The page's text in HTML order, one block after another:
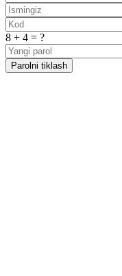
8 + 4 = ?
Parolni tiklash